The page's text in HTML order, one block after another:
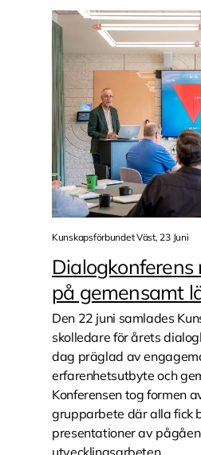
Kunskapsförbundet Väst, 23 Juni
Dialogkonferens
på gemensamt
Den 22 juni samlades
skolledare för årets
dag präglad av
erfarenhetsutbyte och
Konferensen tog formen
grupparbete där alla fick
presentationer av
utvecklingsarbeten...